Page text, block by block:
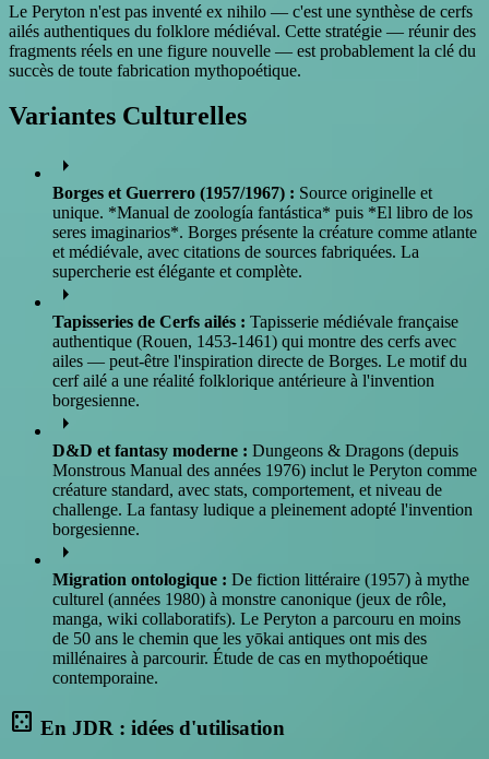
Le Peryton n'est pas inventé ex nihilo — c'est une synthèse de cerfs
ailés authentiques du folklore médiéval. Cette stratégie — réunir des
fragments réels en une figure nouvelle — est probablement la clé du
succès de toute fabrication mythopoétique.
Variantes Culturelles
arrow_right
Borges et Guerrero (1957/1967) : Source originelle et
unique. *Manual de zoología fantástica* puis *El libro de los
seres imaginarios*. Borges présente la créature comme atlante
et médiévale, avec citations de sources fabriquées. La
supercherie est élégante et complète.
arrow_right
Tapisseries de Cerfs ailés : Tapisserie médiévale française
authentique (Rouen, 1453-1461) qui montre des cerfs avec
ailes — peut-être l'inspiration directe de Borges. Le motif du
cerf ailé a une réalité folklorique antérieure à l'invention
borgesienne.
arrow_right
D&D et fantasy moderne : Dungeons & Dragons (depuis
Monstrous Manual des années 1976) inclut le Peryton comme
créature standard, avec stats, comportement, et niveau de
challenge. La fantasy ludique a pleinement adopté l'invention
borgesienne.
arrow_right
Migration ontologique : De fiction littéraire (1957) à mythe
culturel (années 1980) à monstre canonique (jeux de rôle,
manga, wiki collaboratifs). Le Peryton a parcouru en moins
de 50 ans le chemin que les yōkai antiques ont mis des
millénaires à parcourir. Étude de cas en mythopoétique
contemporaine.
casino En JDR : idées d'utilisation